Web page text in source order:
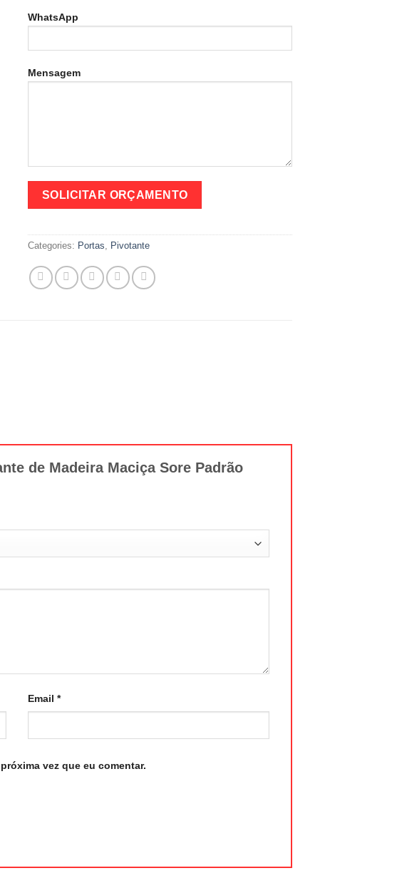
WhatsApp
Mensagem
Categories: Portas, Pivotante
de Madeira Maciça Sore Padrão
Email*
vez que eu comentar.